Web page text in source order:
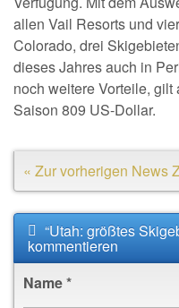
allen Vail Resorts und
Colorado, drei
dieses Jahres auch in
noch weitere Vorteile,
Saison 809 US-Dollar.
« Zur vorherigen News
“Utah: größtes
kommentieren
Name*